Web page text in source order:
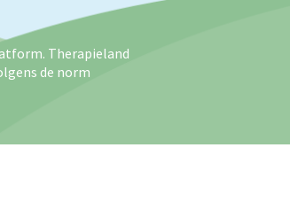
Therapieland
de norm